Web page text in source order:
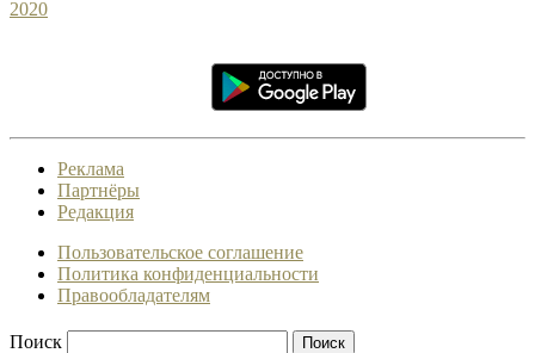
Реклама
Партнёры
Редакция
Пользовательское соглашение
Политика конфиденциальности
Правообладателям
Поиск